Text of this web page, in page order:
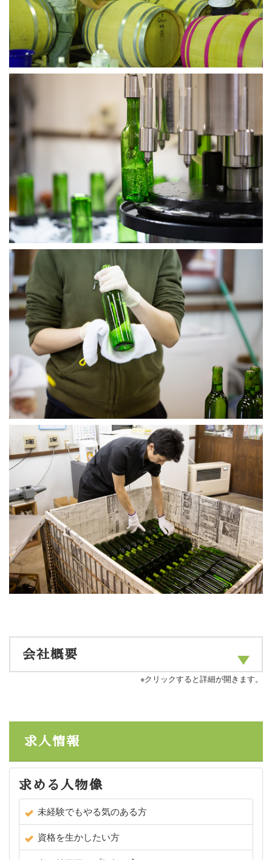
会社概要
※クリックすると詳細が開きます。
求人情報
求める人物像
未経験でもやる気のある方
資格を生かしたい方